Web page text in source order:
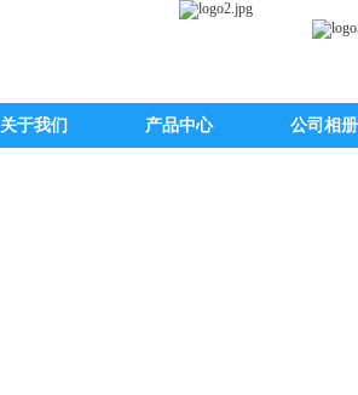
关于我们 产品中心 公司相册